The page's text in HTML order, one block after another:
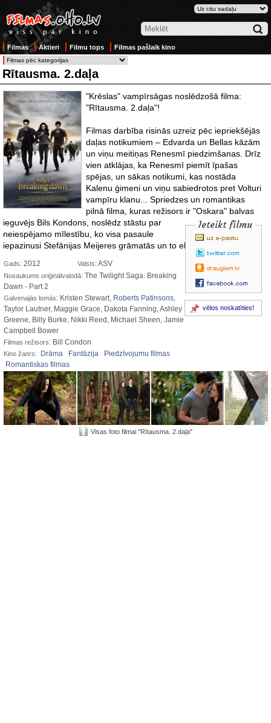
Filmas Aktieri Filmu tops Filmas pašlaik kino
Rītausma. 2.daļa
"Krēslas" vampīrsāgas noslēdzošā filma:
"Rītausma. 2.daļa"!
Filmas darbība risinās uzreiz pēc iepriekšējās
daļas notikumiem – Edvarda un Bellas kāzām
un viņu meitiņas Renesmī piedzimšanas. Drīz
vien atklājas, ka Renesmī piemīt īpašas
spējas, un sākas notikumi, kas nostāda
Kalenu ģimeni un viņu sabiedrotos pret Volturi
vampīru klanu... Spriedzes un romantikas
pilnā filma, kuras režisors ir"Oskara" balvas
ieguvējs Bils Kondons, noslēdz stāstu par
neiespējamo mīlestību, ko visa pasaule
iepazinusi Stefānijas Meijeres grāmatās un to ekranizācijās.
Ieteikt filmu
vēlos noskatīties!
Gads: 2012 Valsts: ASV
Nosaukums oriģinālvalodā: The Twilight Saga: Breaking
Dawn - Part 2
Galvenajās lomās: Kristen Stewart, Roberts Patinsons,
Taylor Lautner, Maggie Grace, Dakota Fanning, Ashley
Greene, Billy Burke, Nikki Reed, Michael Sheen, Jamie
Campbell Bower
Filmas režisors: Bill Condon
Kino žanrs: Drāma Fantāzija
Piedzīvojumu filmas
Romantiskas filmas
Visas foto filmai "Rītausma. 2.daļa"